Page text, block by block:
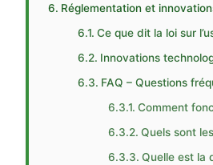
Réglementation et
Ce que dit la loi sur
Innovations
FAQ – Questions
Comment
Quels sont
Quelle est la